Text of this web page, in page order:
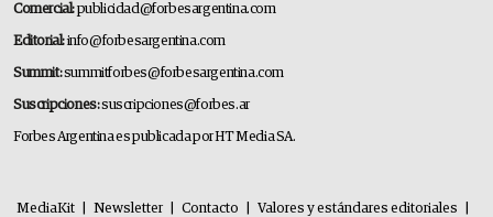
Comercial:publicidad@forbesargentina.com
Editorial:info@forbesargentina.com
Summit:summitforbes@forbesargentina.com
Suscripciones:suscripciones@forbes.ar
Forbes Argentina es publicada por HT Media SA.
MediaKit Newsletter Contacto Valores y estándares editoriales